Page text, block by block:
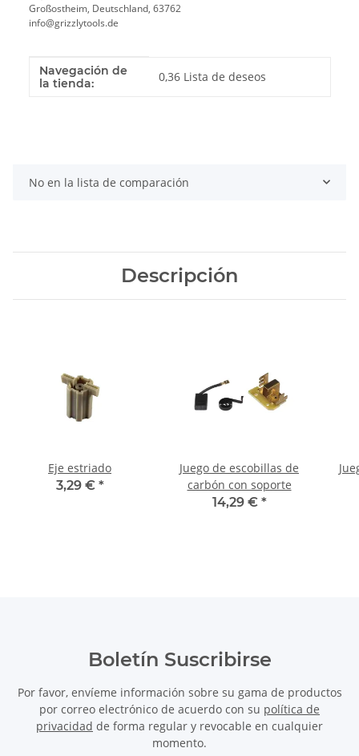
Großostheim, Deutschland, 63762
info@grizzlytools.de
Valor
Fabricante
Navegación de
la tienda:
0,36 Lista de deseos
No en la lista de comparación
Descripción
Eje estriado
3,29 € *
Juego de escobillas de
carbón con soporte
14,29 € *
Boletín Suscribirse
Por favor, envíeme información sobre su gama de productos
por correo electrónico de acuerdo con su política de
privacidad de forma regular y revocable en cualquier
momento.